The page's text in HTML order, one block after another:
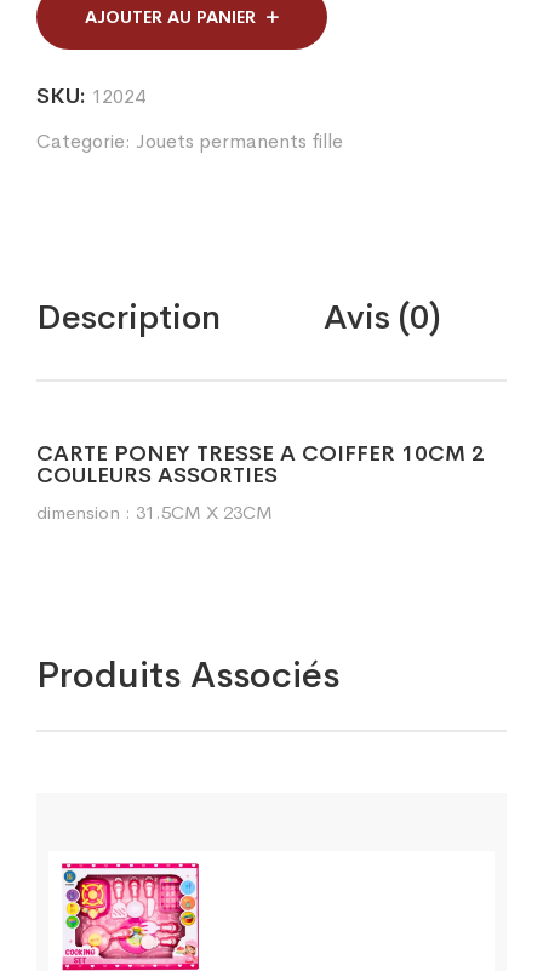
COIFFER
quantity
AJOUTER AU PANIER
SKU: 12024
Categorie: Jouets permanents fille
Description Avis (0)
CARTE PONEY TRESSE A COIFFER 10CM 2
COULEURS ASSORTIES
dimension : 31.5CM X 23CM
Produits Associés